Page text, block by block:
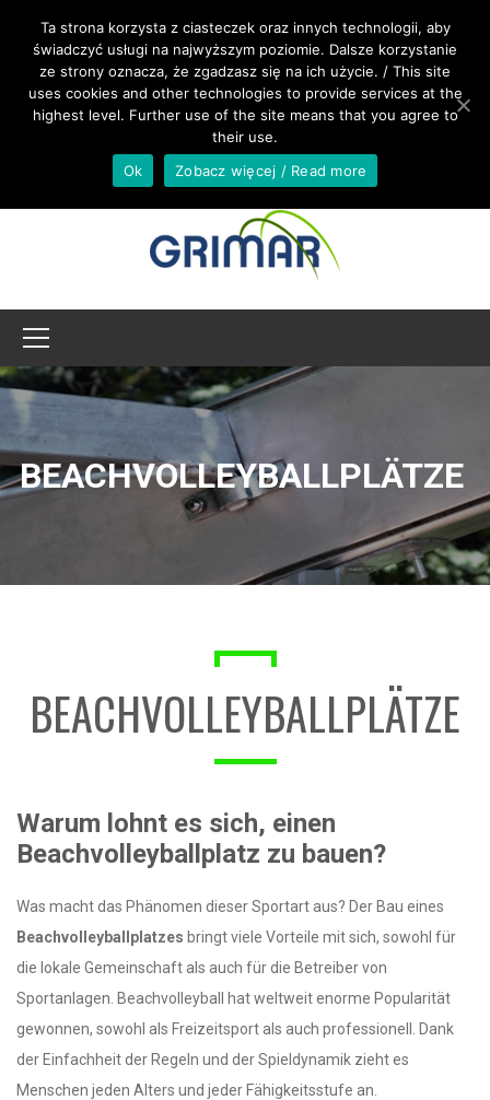
RUFEN SIE UNS AN +48 533 967 605
INTERNATIONAL@GRIMAR.EU
BEACHVOLLEYBALLPLÄTZE
BEACHVOLLEYBALLPLÄTZE
Warum lohnt es sich, einen
Beachvolleyballplatz zu bauen?
Was macht das Phänomen dieser Sportart aus? Der Bau eines
Beachvolleyballplatzes bringt viele Vorteile mit sich, sowohl für
die lokale Gemeinschaft als auch für die Betreiber von
Sportanlagen. Beachvolleyball hat weltweit enorme Popularität
gewonnen, sowohl als Freizeitsport als auch professionell. Dank
der Einfachheit der Regeln und der Spieldynamik zieht es
Menschen jeden Alters und jeder Fähigkeitsstufe an.
Ta strona korzysta z ciasteczek oraz innych technologii, aby
świadczyć usługi na najwyższym poziomie. Dalsze korzystanie
ze strony oznacza, że zgadzasz się na ich użycie. / This site
uses cookies and other technologies to provide services at the
highest level. Further use of the site means that you agree to
their use.
Ok
Zobacz więcej / Read more